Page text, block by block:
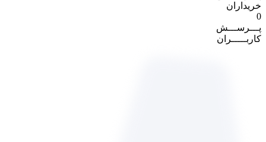
خریداران
0
پـــرســـش
کاربـــــران